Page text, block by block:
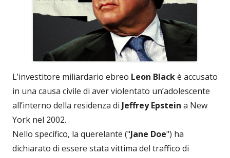
L’investitore miliardario ebreo Leon Blackè accusato
in una causa civile di aver violentato un’adolescente
all’interno della residenza di Jeffrey Epstein a New
York nel 2002.
Nello specifico, la querelante ("Jane Doe") ha
dichiarato di essere stata vittima del traffico di